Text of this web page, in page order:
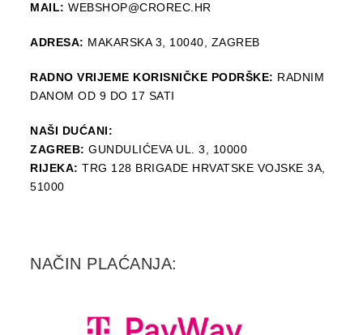
MAIL: WEBSHOP@CROREC.HR
ADRESA: MAKARSKA 3, 10040, ZAGREB
RADNO VRIJEME KORISNIČKE PODRŠKE: RADNIM
DANOM OD 9 DO 17 SATI
NAŠI DUĆANI:
ZAGREB: GUNDULIĆEVA UL. 3, 10000
RIJEKA: TRG 128 BRIGADE HRVATSKE VOJSKE 3A,
51000
NAČIN PLAĆANJA: